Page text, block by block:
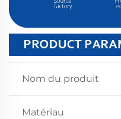
Nom du produit
Matériau